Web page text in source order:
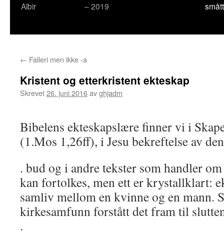
Albir
– 2019
smått
← Falleri men ikke -a
Kristent og etterkristent ekteskap
Skrevet26. juni 2016avghjadm
Bibelens ekteskapslære finner vi i
(1.Mos 1,26ff), i Jesu bekreftelse av
. bud og i andre tekster som handler
kan fortolkes, men ett er krystallklart:
samliv mellom en kvinne og en mann.
kirkesamfunn forstått det fram til
.